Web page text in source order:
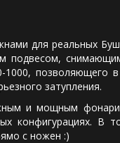
для реальных
подвесом,
затупления.
мощным
конфигурациях. В
с ножен :)